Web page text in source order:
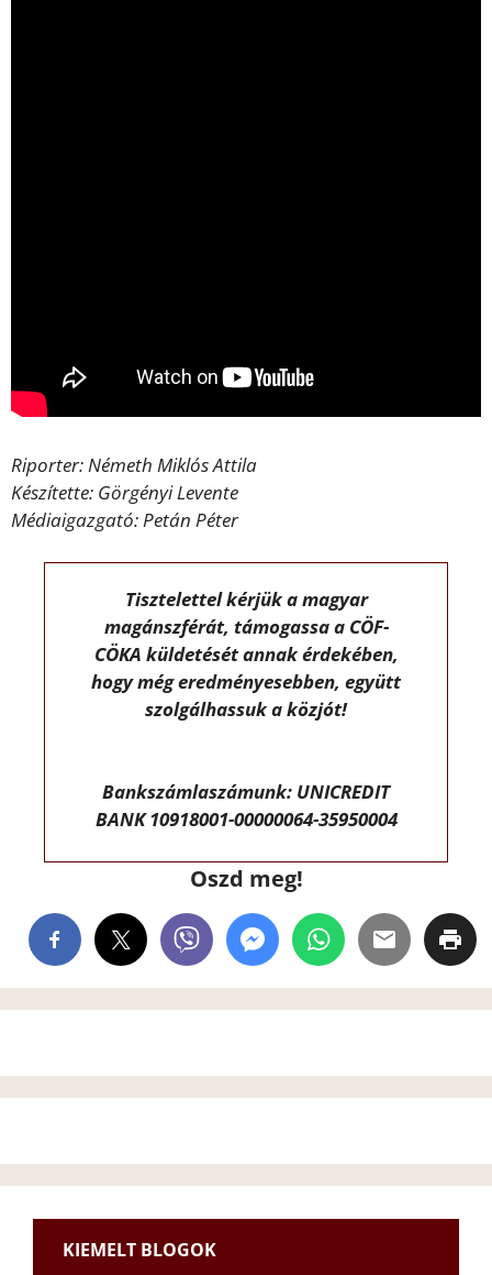
Riporter: Németh Miklós Attila
Készítette: Görgényi Levente
Médiaigazgató: Petán Péter
Tisztelettel kérjük a magyar
magánszférát, támogassa a CÖF-
CÖKA küldetését annak érdekében,
hogy még eredményesebben, együtt
szolgálhassuk a közjót!
Bankszámlaszámunk: UNICREDIT
BANK 10918001-00000064-35950004
Oszd meg!
KIEMELT BLOGOK